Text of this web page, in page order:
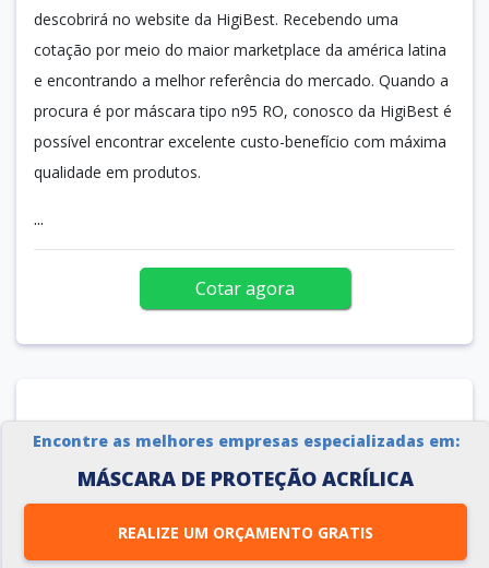
Encontre as melhores empresas especializadas em:
MÁSCARA DE PROTEÇÃO ACRÍLICA
REALIZE UM ORÇAMENTO GRATIS
descobrirá no website da HigiBest. Recebendo uma
cotação por meio do maior marketplace da américa latina
e encontrando a melhor referência do mercado. Quando a
procura é por máscara tipo n95 RO, conosco da HigiBest é
possível encontrar excelente custo-benefício com máxima
qualidade em produtos.
...
Cotar agora